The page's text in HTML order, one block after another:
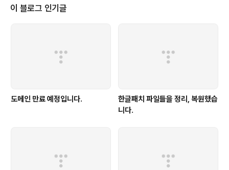
작업을 하면 화면에 글씨가 깨져서 백업한 내용이 없으면 새로 설치해야 하니
주의하시기 바랍니다...
이 블로그 인기글
도메인 만료 예정입니다.
한글패치 파일들을 정리, 복원했습
니다.